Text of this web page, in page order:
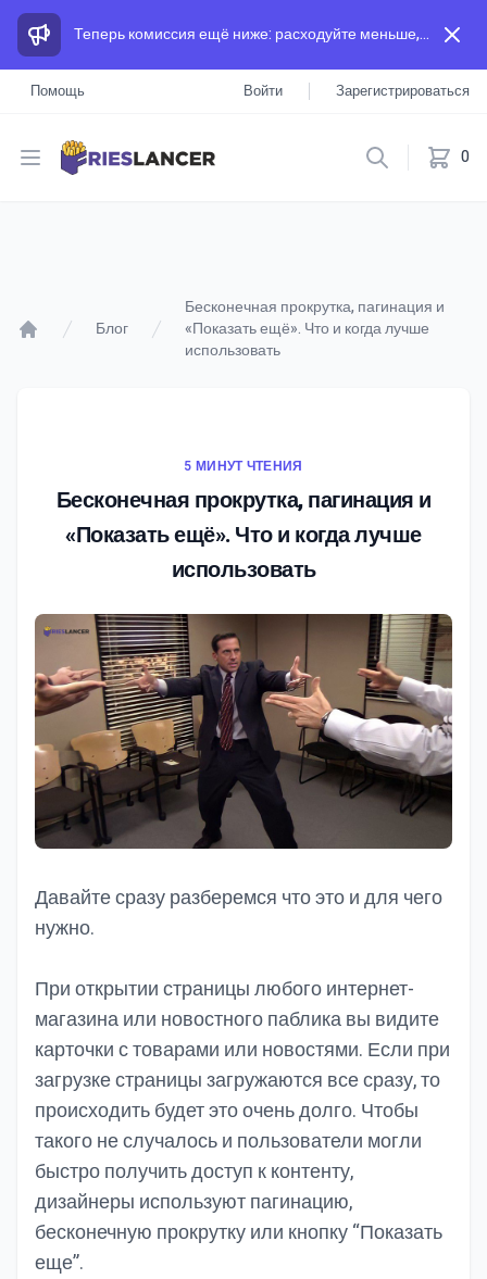
Теперь комиссия ещё ниже: расходуйте меньше, а зарабатывайте больше, чем на других площадках.
Помощь Войти Зарегистрироваться
Open menu 0
Блог
Бесконечная прокрутка, пагинация и
«‎Показать ещё». Что и когда лучше
использовать
5 МИНУТ ЧТЕНИЯ
Бесконечная прокрутка, пагинация и
«‎Показать ещё». Что и когда лучше
использовать
Давайте сразу разберемся что это и для чего
нужно.
При открытии страницы любого интернет-
магазина или новостного паблика вы видите
карточки с товарами или новостями. Если при
загрузке страницы загружаются все сразу, то
происходить будет это очень долго. Чтобы
такого не случалось и пользователи могли
быстро получить доступ к контенту,
дизайнеры используют пагинацию,
бесконечную прокрутку или кнопку “Показать
еще”.